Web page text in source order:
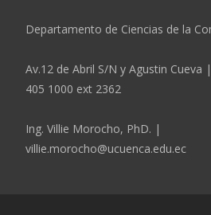
Departamento de Ciencias de la
Av.12 de Abril S/N y Agustin Cueva
405 1000 ext 2362
Ing. Villie Morocho, PhD. |
villie.morocho@ucuenca.edu.ec